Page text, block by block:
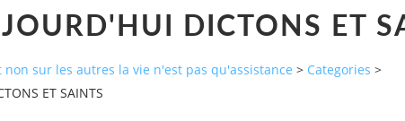
DICTONS ET
sur les autres la vie n'est pas qu'assistance > Categories >
ET SAINTS